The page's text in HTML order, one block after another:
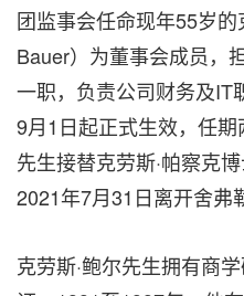
团监事会任命现年55岁的
Bauer）为董事会成员，
一职，负责公司财务及IT
9月1日起正式生效，任
先生接替克劳斯·帕察克
2021年7月31日离开舍弗
克劳斯·鲍尔先生拥有商